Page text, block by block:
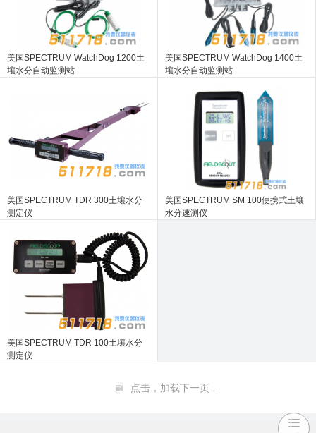
美国SPECTRUM WatchDog 1200土
壤水分自动监测站
美国SPECTRUM WatchDog 1400土
壤水分自动监测站
美国SPECTRUM TDR 300土壤水分
测定仪
美国SPECTRUM SM 100便携式土壤
水分速测仪
美国SPECTRUM TDR 100土壤水分
测定仪